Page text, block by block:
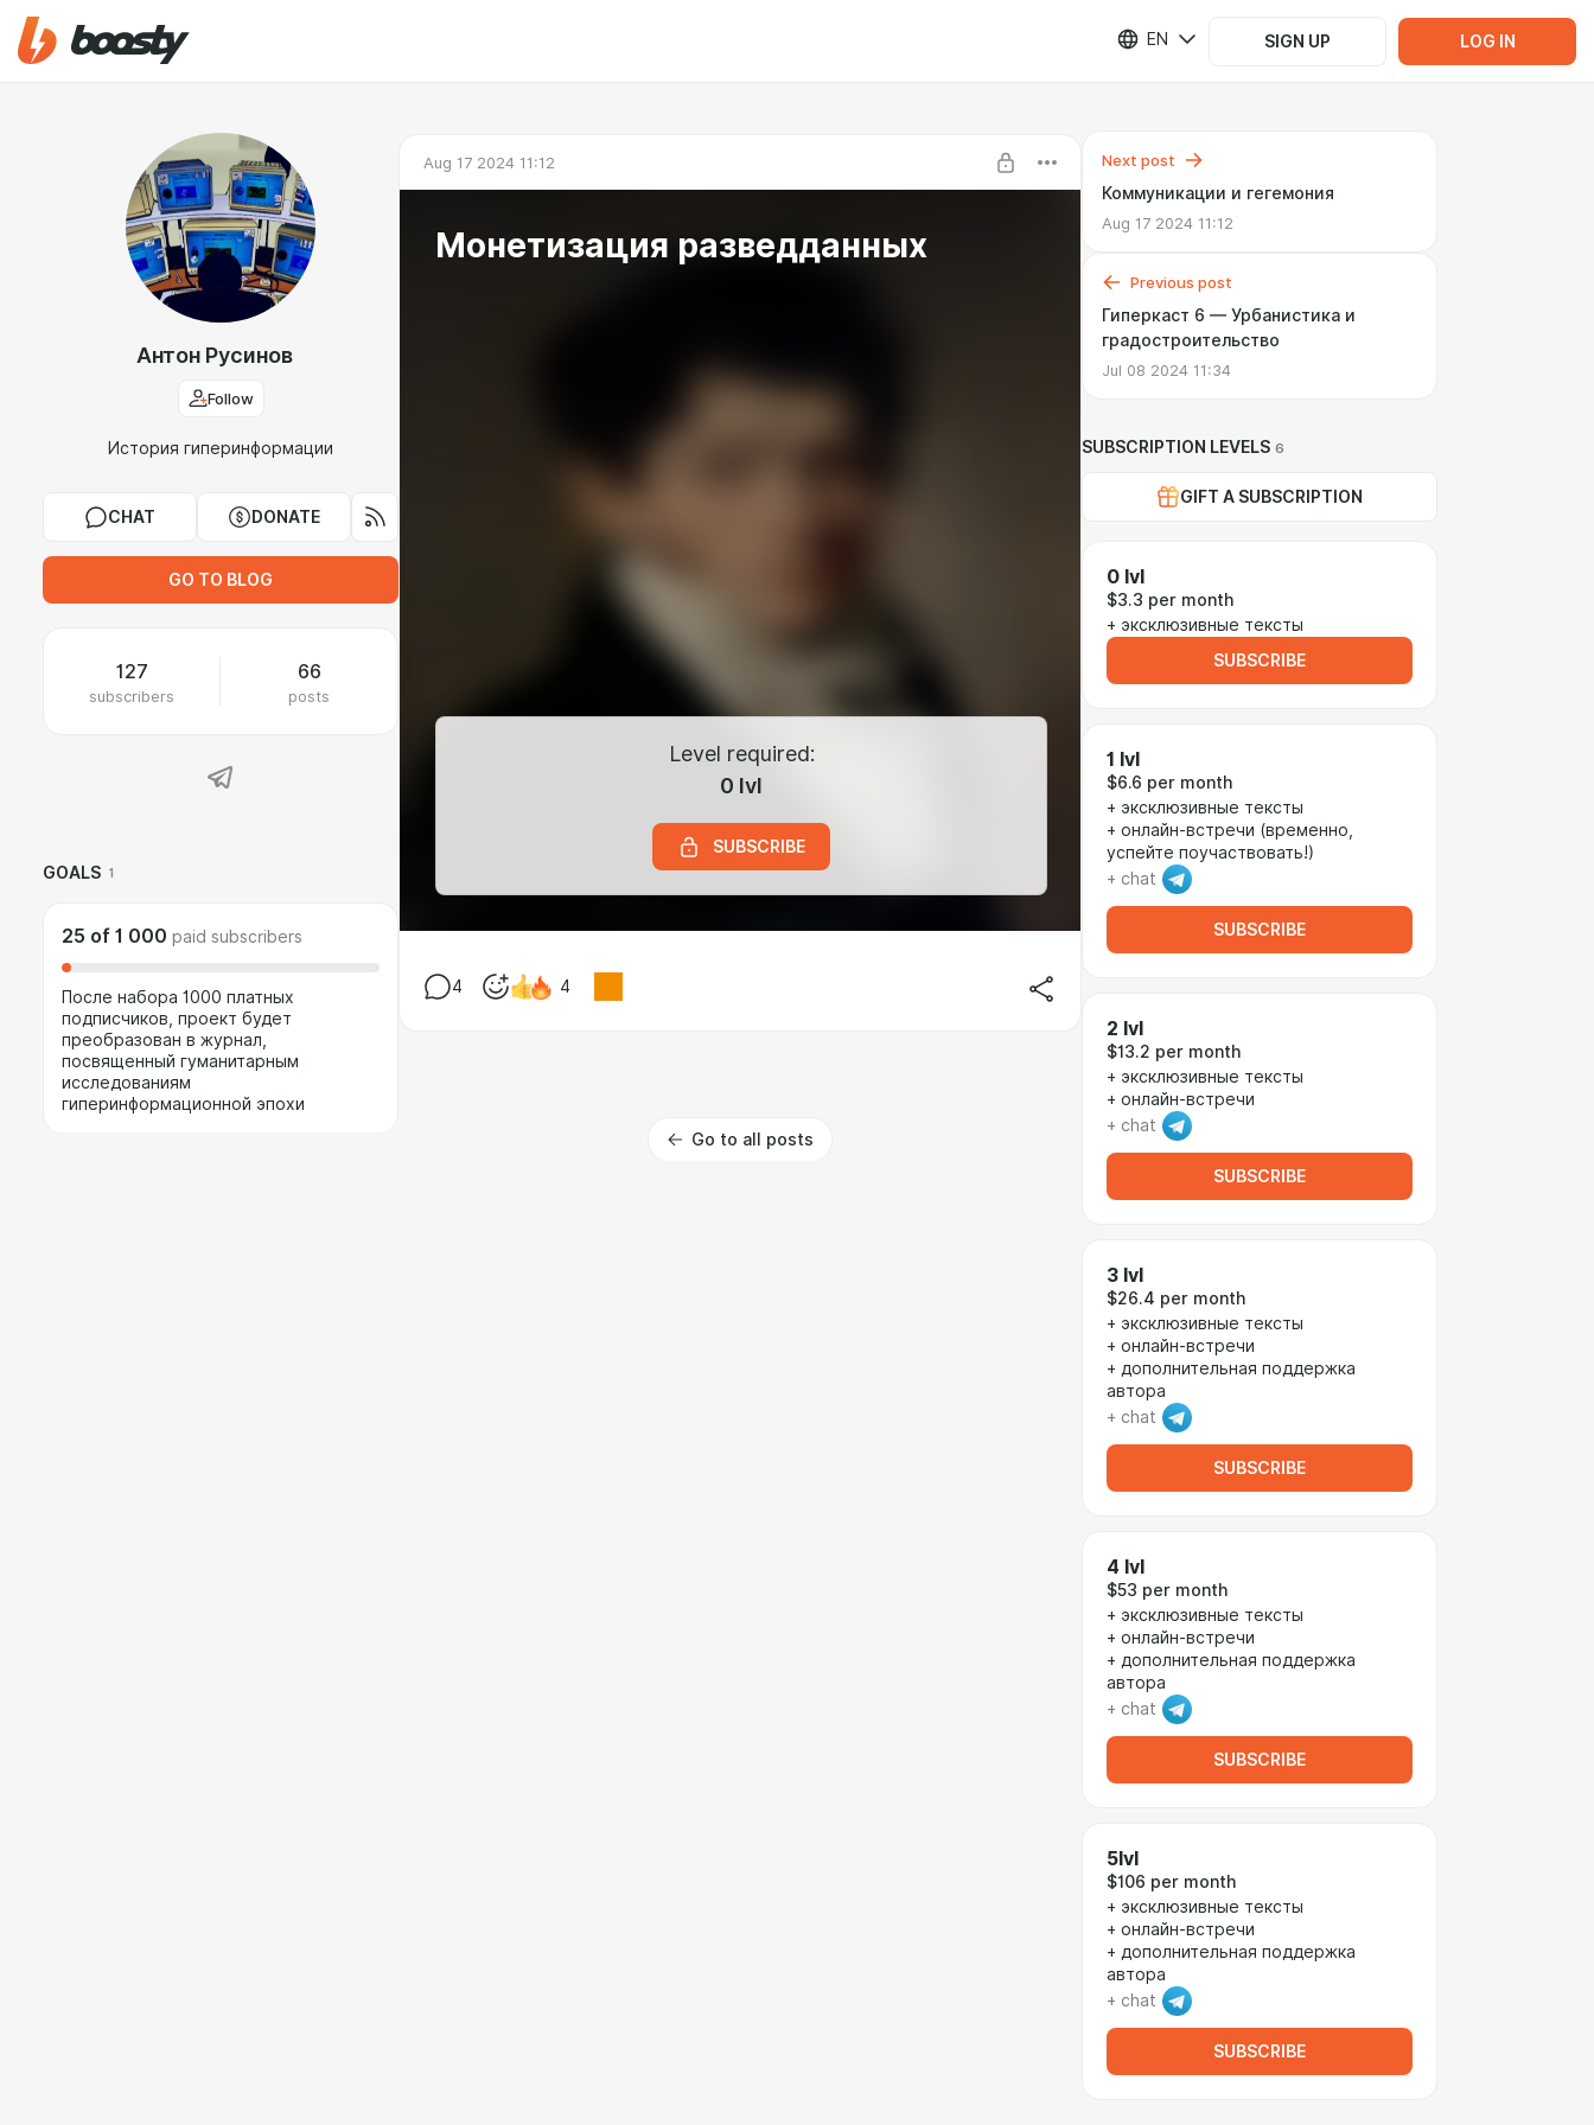
EN SIGN UP LOG IN
Антон Русинов
Follow
История гиперинформации
CHAT DONATE
GO TO BLOG
127
subscribers
66
posts
GOALS 1
25 of 1 000 paid subscribers
После набора 1000 платных
подписчиков, проект будет
преобразован в журнал,
посвященный гуманитарным
исследованиям
гиперинформационной эпохи
Aug 17 2024 11:12
Монетизация разведданных
Level required:
0 lvl
SUBSCRIBE
4 4
Go to all posts
Next post
Коммуникации и гегемония
Aug 17 2024 11:12
Previous post
Гиперкаст 6 — Урбанистика и
градостроительство
Jul 08 2024 11:34
SUBSCRIPTION LEVELS 6
GIFT A SUBSCRIPTION
0 lvl
$3.3 per month
+ эксклюзивные тексты
SUBSCRIBE
1 lvl
$6.6 per month
+ эксклюзивные тексты
+ онлайн-встречи (временно,
успейте поучаствовать!)
+ chat
SUBSCRIBE
2 lvl
$13.2 per month
+ эксклюзивные тексты
+ онлайн-встречи
+ chat
SUBSCRIBE
3 lvl
$26.4 per month
+ эксклюзивные тексты
+ онлайн-встречи
+ дополнительная поддержка
автора
+ chat
SUBSCRIBE
4 lvl
$53 per month
+ эксклюзивные тексты
+ онлайн-встречи
+ дополнительная поддержка
автора
+ chat
SUBSCRIBE
5lvl
$106 per month
+ эксклюзивные тексты
+ онлайн-встречи
+ дополнительная поддержка
автора
+ chat
SUBSCRIBE